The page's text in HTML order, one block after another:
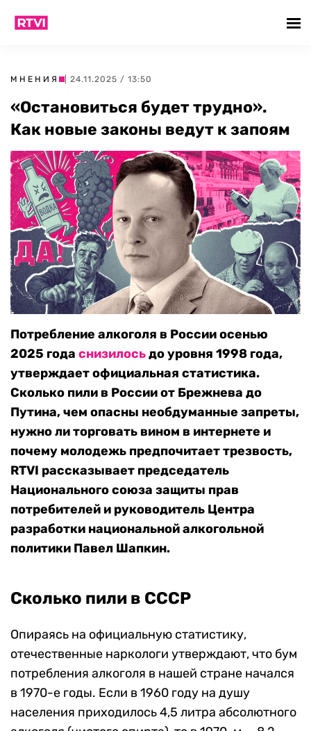
МНЕНИЯ | 24.11.2025 / 13:50
«Остановиться будет трудно».
Как новые законы ведут к запоям
Потребление алкоголя в России осенью
2025 года снизилосьдо уровня 1998 года,
утверждает официальная статистика.
Сколько пили в России от Брежнева до
Путина, чем опасны необдуманные запреты,
нужно ли торговать вином в интернете и
почему молодежь предпочитает трезвость,
RTVI рассказывает председатель
Национального союза защиты прав
потребителей и руководитель Центра
разработки национальной алкогольной
политики Павел Шапкин.
Сколько пили в СССР
Опираясь на официальную статистику,
отечественные наркологи утверждают, что бум
потребления алкоголя в нашей стране начался
в 1970-е годы. Если в 1960 году на душу
населения приходилось 4,5 литра абсолютного